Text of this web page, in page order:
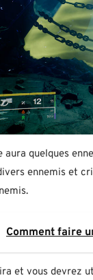
aura quelques
ennemis et
Comment faire
et vous devrez